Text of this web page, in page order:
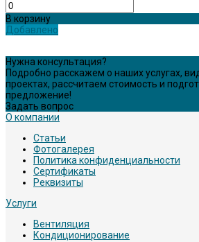
В корзину
Добавлено
Нужна консультация?
Подробно расскажем о наших услугах,
проектах, рассчитаем стоимость и
предложение!
Задать вопрос
О компании
Статьи
Фотогалерея
Политика конфиденциальности
Сертификаты
Реквизиты
Услуги
Вентиляция
Кондиционирование